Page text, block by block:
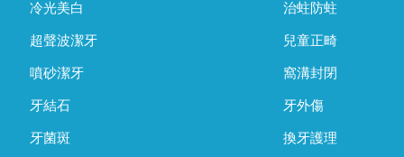
冷光美白
超聲波潔牙
噴砂潔牙
牙結石
牙菌斑
治蛀防蛀
兒童正畸
窩溝封閉
牙外傷
換牙護理